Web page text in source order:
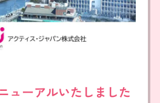
ューアルいたしました